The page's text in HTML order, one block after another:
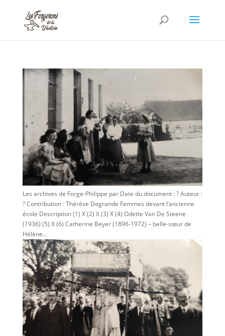
Les archives de Forge-Philippe par Date du document : ? Auteur :
? Contribution : Thérèse Degrande Femmes devant l’ancienne
école Description (1) X (2) X (3) X (4) Odette Van De Steene
(1936) (5) X (6) Catherine Beyer (1896-1972) – belle-sœur de
Hélène...